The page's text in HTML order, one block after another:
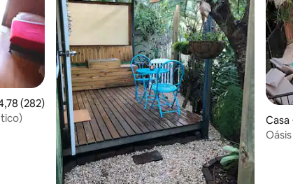
de uma avaliação média de 5, 282 avaliações
(282)
Casa